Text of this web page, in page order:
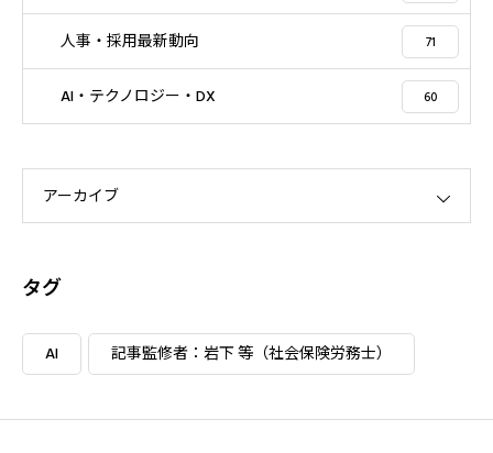
人事・採用最新動向 71
AI・テクノロジー・DX 60
アーカイブ
タグ
AI 記事監修者：岩下 等（社会保険労務士）